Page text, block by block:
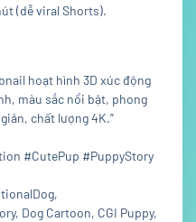
(dễ viral Shorts).
hoạt hình 3D xúc động
màu sắc nổi bật, phong
chất lượng 4K.”
#CutePup #PuppyStory
Dog Cartoon, CGI Puppy,